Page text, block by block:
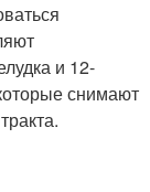
и 12-
снимают
.